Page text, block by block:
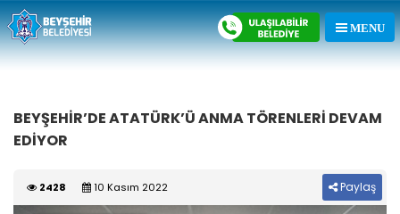
BEYŞEHİR’DE ATATÜRK’Ü ANMA TÖRENLERİ DEVAM
EDİYOR
2428 10 Kasım 2022 Paylaş